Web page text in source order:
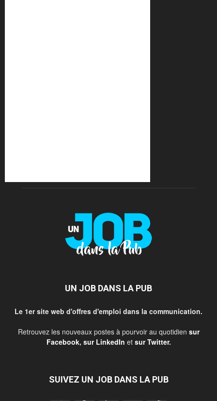
UN JOB DANS LA PUB
Le 1er site web d'offres d'emploi dans la communication.
Retrouvez les nouveaux postes à pourvoir au quotidien sur
Facebook, sur LinkedIn et sur Twitter.
SUIVEZ UN JOB DANS LA PUB